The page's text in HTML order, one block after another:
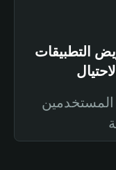
التطبيقات